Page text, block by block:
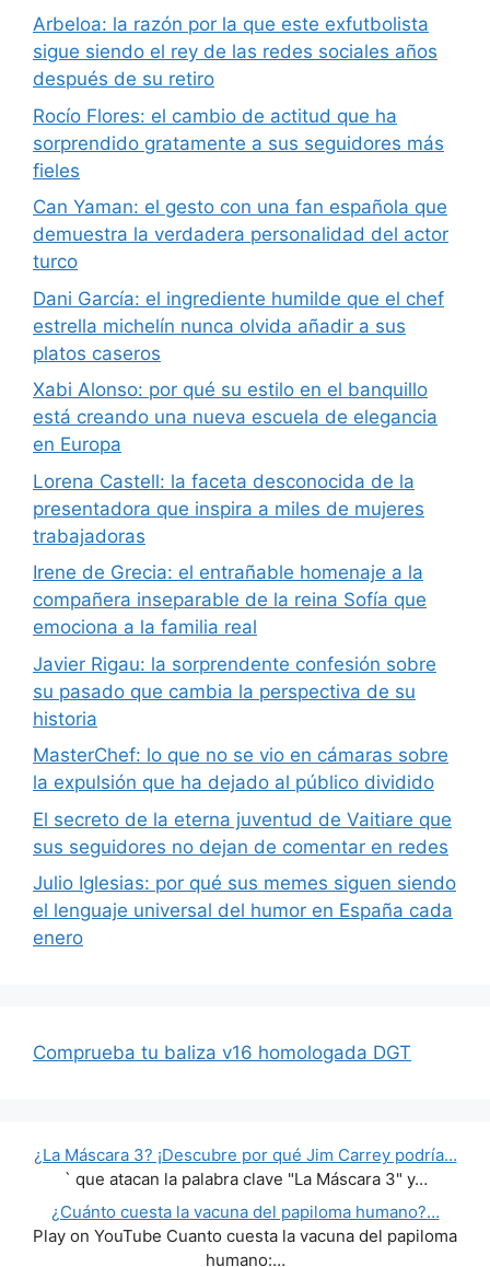
Arbeloa: la razón por la que este exfutbolista
sigue siendo el rey de las redes sociales años
después de su retiro
Rocío Flores: el cambio de actitud que ha
sorprendido gratamente a sus seguidores más
fieles
Can Yaman: el gesto con una fan española que
demuestra la verdadera personalidad del actor
turco
Dani García: el ingrediente humilde que el chef
estrella michelín nunca olvida añadir a sus
platos caseros
Xabi Alonso: por qué su estilo en el banquillo
está creando una nueva escuela de elegancia
en Europa
Lorena Castell: la faceta desconocida de la
presentadora que inspira a miles de mujeres
trabajadoras
Irene de Grecia: el entrañable homenaje a la
compañera inseparable de la reina Sofía que
emociona a la familia real
Javier Rigau: la sorprendente confesión sobre
su pasado que cambia la perspectiva de su
historia
MasterChef: lo que no se vio en cámaras sobre
la expulsión que ha dejado al público dividido
El secreto de la eterna juventud de Vaitiare que
sus seguidores no dejan de comentar en redes
Julio Iglesias: por qué sus memes siguen siendo
el lenguaje universal del humor en España cada
enero
Comprueba tu baliza v16 homologada DGT
¿La Máscara 3? ¡Descubre por qué Jim Carrey podría…
` que atacan la palabra clave "La Máscara 3" y…
¿Cuánto cuesta la vacuna del papiloma humano?…
Play on YouTube Cuanto cuesta la vacuna del papiloma
humano:…